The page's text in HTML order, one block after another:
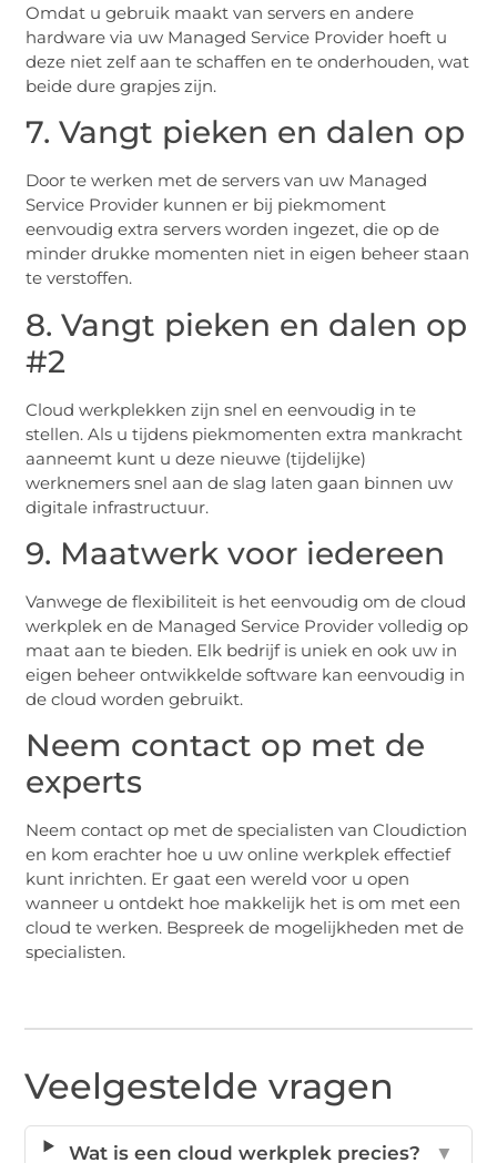
Omdat u gebruik maakt van servers en andere
hardware via uw Managed Service Provider hoeft u
deze niet zelf aan te schaffen en te onderhouden, wat
beide dure grapjes zijn.
7. Vangt pieken en dalen op
Door te werken met de servers van uw Managed
Service Provider kunnen er bij piekmoment
eenvoudig extra servers worden ingezet, die op de
minder drukke momenten niet in eigen beheer staan
te verstoffen.
8. Vangt pieken en dalen op
#2
Cloud werkplekken zijn snel en eenvoudig in te
stellen. Als u tijdens piekmomenten extra mankracht
aanneemt kunt u deze nieuwe (tijdelijke)
werknemers snel aan de slag laten gaan binnen uw
digitale infrastructuur.
9. Maatwerk voor iedereen
Vanwege de flexibiliteit is het eenvoudig om de cloud
werkplek en de Managed Service Provider volledig op
maat aan te bieden. Elk bedrijf is uniek en ook uw in
eigen beheer ontwikkelde software kan eenvoudig in
de cloud worden gebruikt.
Neem contact op met de
experts
Neem contact op met de specialisten van Cloudiction
en kom erachter hoe u uw online werkplek effectief
kunt inrichten. Er gaat een wereld voor u open
wanneer u ontdekt hoe makkelijk het is om met een
cloud te werken. Bespreek de mogelijkheden met de
specialisten.
Veelgestelde vragen
Wat is een cloud werkplek precies? ▼